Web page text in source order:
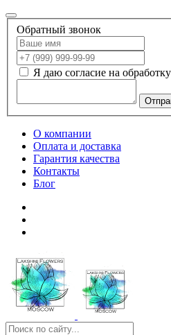
Обратный звонок
Я даю согласие на обработку
О компании
Оплата и доставка
Гарантия качества
Контакты
Блог